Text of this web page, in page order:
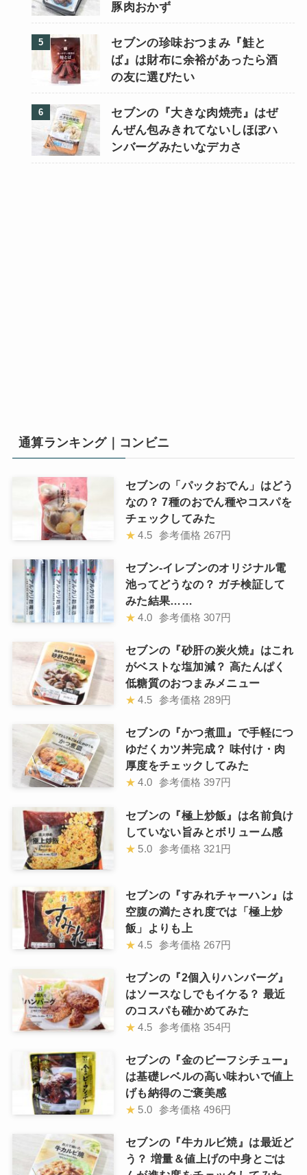
豚肉おかず
セブンの珍味おつまみ『鮭と
ば』は財布に余裕があったら酒
の友に選びたい
セブンの『大きな肉焼売』はぜ
んぜん包みきれてないしほぼハ
ンバーグみたいなデカさ
通算ランキング｜コンビニ
セブンの「パックおでん」はどう
なの？ 7種のおでん種やコスパを
チェックしてみた
★ 4.5 参考価格 267円
セブン-イレブンのオリジナル電
池ってどうなの？ ガチ検証して
みた結果……
★ 4.0 参考価格 307円
セブンの『砂肝の炭火焼』はこれ
がベストな塩加減？ 高たんぱく
低糖質のおつまみメニュー
★ 4.5 参考価格 289円
セブンの『かつ煮皿』で手軽につ
ゆだくカツ丼完成？ 味付け・肉
厚度をチェックしてみた
★ 4.0 参考価格 397円
セブンの『極上炒飯』は名前負け
していない旨みとボリューム感
★ 5.0 参考価格 321円
セブンの『すみれチャーハン』は
空腹の満たされ度では「極上炒
飯」よりも上
★ 4.5 参考価格 267円
セブンの『2個入りハンバーグ』
はソースなしでもイケる？ 最近
のコスパも確かめてみた
★ 4.5 参考価格 354円
セブンの『金のビーフシチュー』
は基礎レベルの高い味わいで値上
げも納得のご褒美感
★ 5.0 参考価格 496円
セブンの『牛カルビ焼』は最近ど
う？ 増量＆値上げの中身とごは